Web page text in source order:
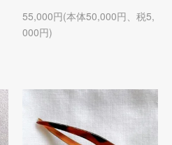
55,000円(本体50,000円、税5,
000円)